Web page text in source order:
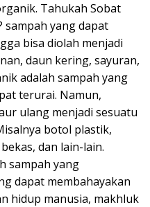
Tahukah Sobat
sampah yang dapat
bisa diolah menjadi
daun kering, sayuran,
adalah sampah yang
terurai. Namun,
ulang menjadi sesuatu
botol plastik,
dan lain-lain.
sampah yang
dapat membahayakan
hidup manusia, makhluk